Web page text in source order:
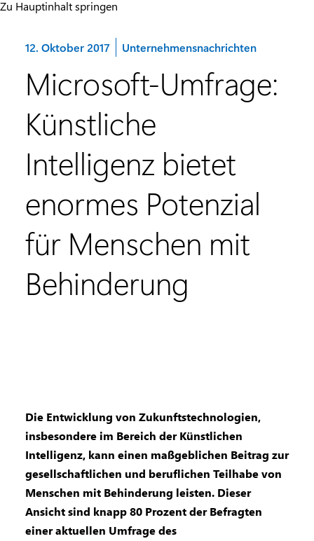
Zu Hauptinhalt springen
12. Oktober 2017 Kategorie:
Unternehmensnachrichten
Microsoft-Umfrage:
Künstliche
Intelligenz bietet
enormes Potenzial
für Menschen mit
Behinderung
Die Entwicklung von Zukunftstechnologien,
insbesondere im Bereich der Künstlichen
Intelligenz, kann einen maßgeblichen Beitrag zur
gesellschaftlichen und beruflichen Teilhabe von
Menschen mit Behinderung leisten. Dieser
Ansicht sind knapp 80 Prozent der Befragten
einer aktuellen Umfrage des